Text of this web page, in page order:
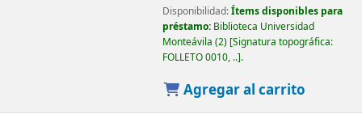
Disponibilidad:Ítems disponibles para
préstamo: Biblioteca Universidad
Monteávila (2) Signatura topográfica:
FOLLETO 0010, .. .
Agregar al carrito